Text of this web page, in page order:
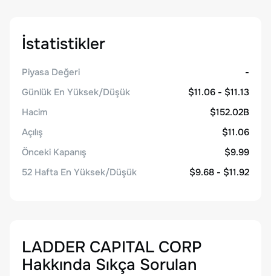
İstatistikler
Piyasa Değeri
-
Günlük En Yüksek/Düşük
$11.06 - $11.13
Hacim
$152.02B
Açılış
$11.06
Önceki Kapanış
$9.99
52 Hafta En Yüksek/Düşük
$9.68 - $11.92
LADDER CAPITAL CORP
Hakkında Sıkça Sorulan